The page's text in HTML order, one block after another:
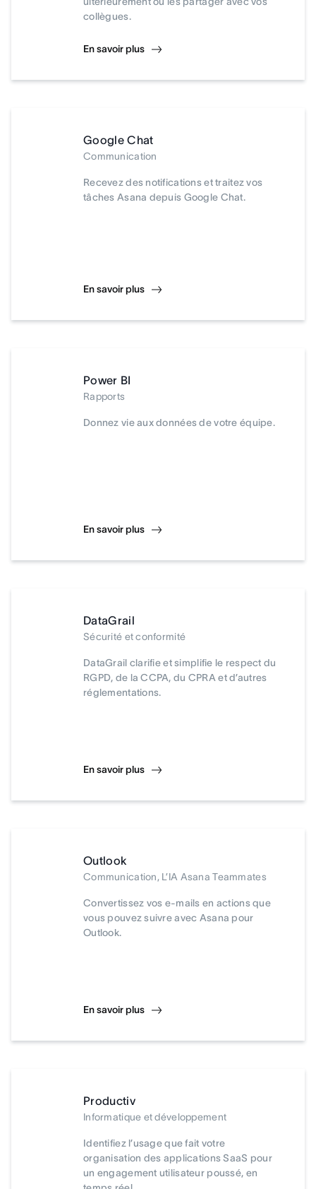
collègues.
En savoir plus
Google Chat
Communication
Recevez des notifications et traitez vos
tâches Asana depuis Google Chat.
En savoir plus
Power BI
Rapports
Donnez vie aux données de votre équipe.
En savoir plus
DataGrail
Sécurité et conformité
DataGrail clarifie et simplifie le respect du
RGPD, de la CCPA, du CPRA et d’autres
réglementations.
En savoir plus
Outlook
Communication, L’IA Asana Teammates
Convertissez vos e-mails en actions que
vous pouvez suivre avec Asana pour
Outlook.
En savoir plus
Productiv
Informatique et développement
Identifiez l’usage que fait votre
organisation des applications SaaS pour
un engagement utilisateur poussé, en